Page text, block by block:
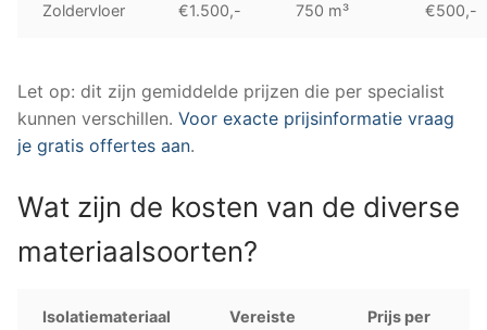
Zoldervloer €1.500,- 750 m³ €500,-
Let op: dit zijn gemiddelde prijzen die per specialist
kunnen verschillen. Voor exacte prijsinformatie vraag
je gratis offertes aan.
Wat zijn de kosten van de diverse
materiaalsoorten?
Isolatiemateriaal
Vereiste
Prijs per